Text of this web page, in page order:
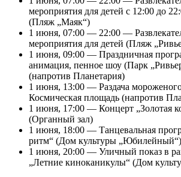
мероприятия для детей с 12:00 до
(Пляж „Маяк“)
1 июня, 07:00 — 22:00 —
мероприятия для детей (Пляж
1 июня, 09:00 — Праздничная
анимация, пенное шоу (Парк
(напротив Планетария)
1 июня, 13:00 — Раздача
Космическая площадь (напротив
1 июня, 17:00 — Концерт „Золотая
(Органный зал)
1 июня, 18:00 — Танцевальная
ритм“ (Дом культуры „Юбилейный“)
1 июня, 20:00 — Уличный показ в
„Летние киноканикулы“ (Дом